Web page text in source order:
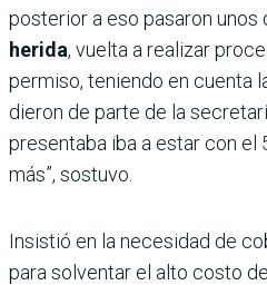
posterior a eso pasaron unos
herida, vuelta a realizar
permiso, teniendo en cuenta
dieron de parte de la
presentaba iba a estar con el
más”, sostuvo.
Insistió en la necesidad de
para solventar el alto costo